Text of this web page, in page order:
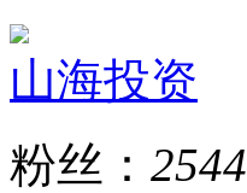
山海投资
粉丝： 2544